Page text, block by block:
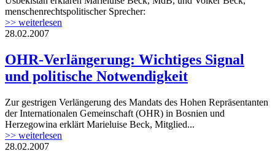
menschenrechtspolitischer Sprecher:
>> weiterlesen
28.02.2007
OHR-Verlängerung: Wichtiges Signal
und politische Notwendigkeit
Zur gestrigen Verlängerung des Mandats des Hohen Repräsentanten
der Internationalen Gemeinschaft (OHR) in Bosnien und
Herzegowina erklärt Marieluise Beck, Mitglied...
>> weiterlesen
28.02.2007